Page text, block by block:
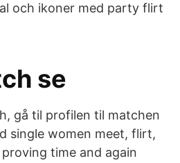
och ikoner med party flirt
se
gå til profilen til matchen
single women meet, flirt,
time and again